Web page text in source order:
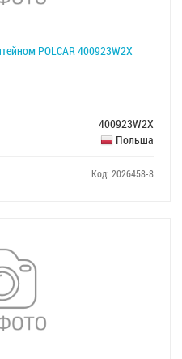
POLCAR 400923W2X
400923W2X
Польша
Код: 2026458-8